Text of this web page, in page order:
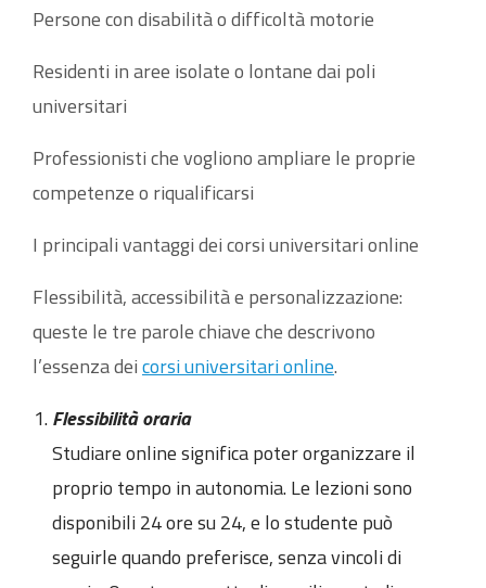
Persone con disabilità o difficoltà motorie
Residenti in aree isolate o lontane dai poli
universitari
Professionisti che vogliono ampliare le proprie
competenze o riqualificarsi
I principali vantaggi dei corsi universitari online
Flessibilità, accessibilità e personalizzazione:
queste le tre parole chiave che descrivono
l’essenza deicorsi universitari online.
Flessibilità oraria
Studiare online significa poter organizzare il
proprio tempo in autonomia. Le lezioni sono
disponibili 24 ore su 24, e lo studente può
seguirle quando preferisce, senza vincoli di